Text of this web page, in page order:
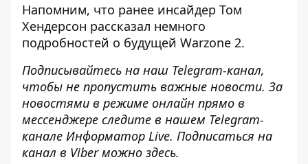
Напомним, что ранее инсайдер Том
Хендерсон рассказал немного
подробностей о будущей Warzone 2.
Подписывайтесь на наш Telegram-канал,
чтобы не пропустить важные новости. За
новостями в режиме онлайн прямо в
мессенджере следите в нашем Telegram-
канале Информатор Live. Подписаться на
канал в Viber можно здесь.